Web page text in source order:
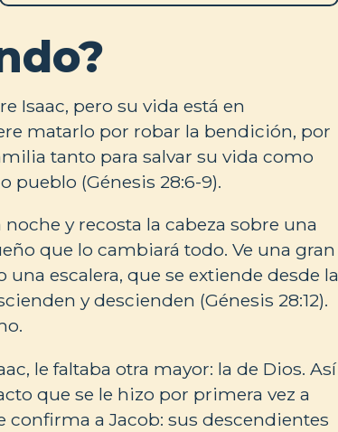
Isaac, pero su vida está en
matarlo por robar la bendición, por
tanto para salvar su vida como
pueblo (Génesis 28:6-9).
y recosta la cabeza sobre una
que lo cambiará todo. Ve una gran
escalera, que se extiende desde la
y descienden (Génesis 28:12).
le faltaba otra mayor: la de Dios. Así
que se le hizo por primera vez a
confirma a Jacob: sus descendientes